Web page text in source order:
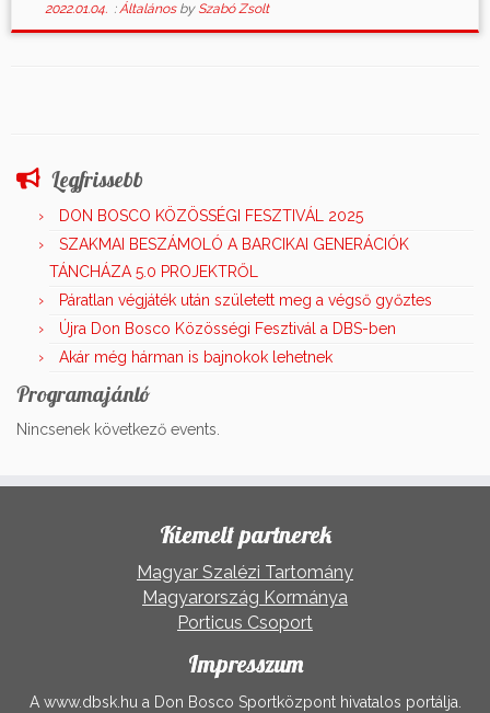
2022.01.04.:Általános by Szabó Zsolt
Legfrissebb
DON BOSCO KÖZÖSSÉGI FESZTIVÁL 2025
SZAKMAI BESZÁMOLÓ A BARCIKAI GENERÁCIÓK
TÁNCHÁZA 5.0 PROJEKTRŐL
Páratlan végjáték után született meg a végső győztes
Újra Don Bosco Közösségi Fesztivál a DBS-ben
Akár még hárman is bajnokok lehetnek
Programajánló
Nincsenek következő events.
Kiemelt partnerek
Magyar Szalézi Tartomány
Magyarország Kormánya
Porticus Csoport
Impresszum
A www.dbsk.hu a Don Bosco Sportközpont hivatalos portálja.